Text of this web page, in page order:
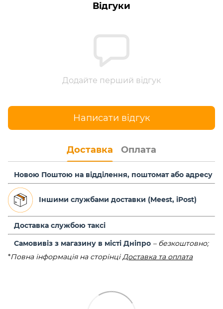
Відгуки
Додайте перший відгук
Написати відгук
Доставка Оплата
Новою Поштою на відділення, поштомат або адресу
Іншими службами доставки (Meest, iPost)
Доставка службою таксі
Самовивіз з магазину в місті Дніпро – безкоштовно;
*Повна інформація на сторінціДоставка та оплата